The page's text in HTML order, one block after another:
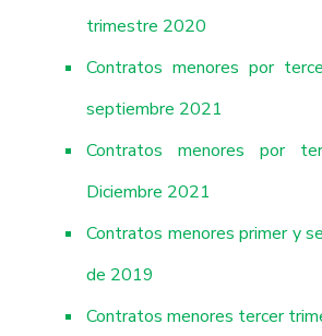
trimestre 2020
Contratos menores por
septiembre 2021
Contratos menores por
Diciembre 2021
Contratos menores primer y
de 2019
Contratos menores tercer